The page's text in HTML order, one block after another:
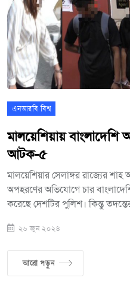
এনআরবি বিশ্ব
মালয়েশিয়ায়
আটক-৫
মালয়েশিয়ার সেলাঙ্গর রাজ্যের
অপহরণের অভিযোগে চার
করেছে দেশটির পুলিশ। কিন্তু
বলে জানা গেছে। মালয়েশিয়া
হামিদ জানিয়েছেন,শুক্রবার
অপহরণের বিষয়ে থানায় একটি
লাখ রিঙ্গিত মক্তিপণ দাবি করেন।
২৬ জুন ২০২৪
আরো পড়ুন